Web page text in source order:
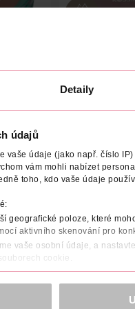
Detaily
údajů
vaše údaje (jako např. číslo
vám mohli nabízet
toho, kdo vaše údaje
geografické poloze, které
aktivního skenování pro
vaše osobní údaje, a
cookie.
a reklam, funkcí
osobních údajů.
99.90 Kč
DO